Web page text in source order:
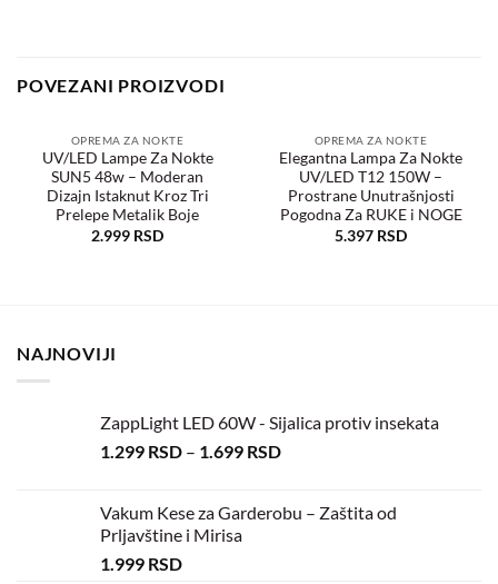
POVEZANI PROIZVODI
Dodaj
u
željene
OPREMA ZA NOKTE
UV/LED Lampe Za Nokte
SUN5 48w – Moderan
Dizajn Istaknut Kroz Tri
Prelepe Metalik Boje
2.999 RSD
Dodaj
u
željene
OPREMA ZA NOKTE
Elegantna Lampa Za Nokte
UV/LED T12 150W –
Prostrane Unutrašnjosti
Pogodna Za RUKE i NOGE
5.397 RSD
NAJNOVIJI
ZappLight LED 60W - Sijalica protiv insekata
1.299 RSD – 1.699 RSD
Vakum Kese za Garderobu – Zaštita od
Prljavštine i Mirisa
1.999 RSD